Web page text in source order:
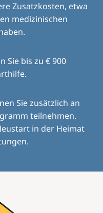
Zusatzkosten, etwa
medizinischen
Sie bis zu € 900
Sie zusätzlich an
teilnehmen.
in der Heimat